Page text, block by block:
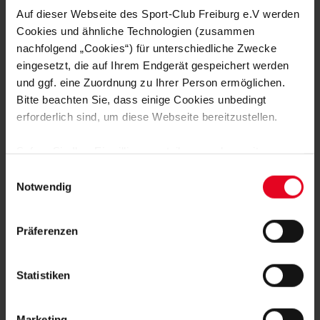
Auf dieser Webseite des Sport-Club Freiburg e.V werden
Cookies und ähnliche Technologien (zusammen
nachfolgend „Cookies“) für unterschiedliche Zwecke
eingesetzt, die auf Ihrem Endgerät gespeichert werden
und ggf. eine Zuordnung zu Ihrer Person ermöglichen.
Bitte beachten Sie, dass einige Cookies unbedingt
erforderlich sind, um diese Webseite bereitzustellen.
Daten von Ihnen (z.B. persönlichen Identifikatoren oder
IP-Adressen) verarbeitet werden. Durch Klicken auf den
Speicherung aller aufgeführten Cookies und der
Daten für die unten jeweils angegebene Zwecke gem. §
25 Abs. 1 TDDDG, Art. 6 Abs. 1 lit. a DSGVO zu. Sie
Notwendig
Präferenzen
Statistiken
Foto: Achim Keller
MEHR NEWS
SC GEWINNT GEWINNT BEIDE TESTS